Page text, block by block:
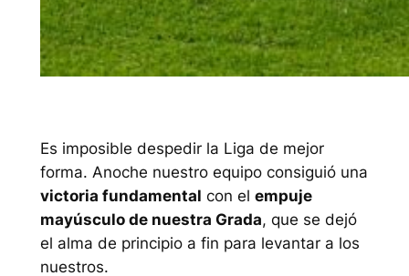
Es imposible despedir la Liga de mejor
forma. Anoche nuestro equipo consiguió una
victoria fundamental con el empuje
mayúsculo de nuestra Grada, que se dejó
el alma de principio a fin para levantar a los
nuestros.